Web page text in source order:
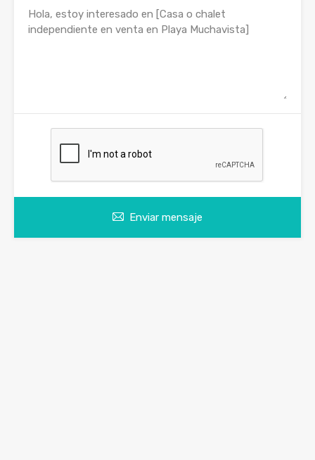
Enviar mensaje